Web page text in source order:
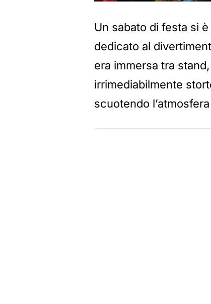
Un sabato di festa si
dedicato al
era immersa tra
irrimediabilmente
scuotendo